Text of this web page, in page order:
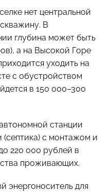
нет центральной
В
глубина может быть
а на Высокой Горе
уходить на
с обустройством
в 150 000–300
станции
(септика) с монтажом и
220 000 рублей в
проживающих.
энергоноситель для